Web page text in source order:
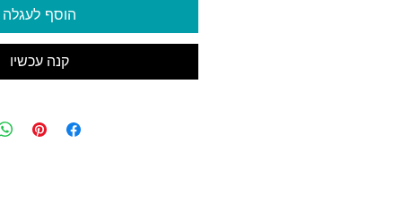
הוסף לעגלה
קנה עכשיו